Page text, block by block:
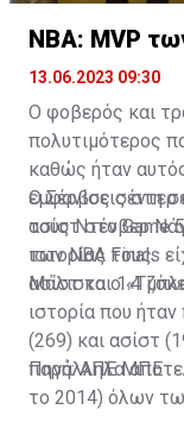
NBA: MVP
13.06.2023 09:30
Ο φοβερός και
πολυτιμότερος
καθώς ήταν
εμφανίσεις στη
τους Ντένβερ
ιστορίας τους.
Ο Σέρβος σέντερ
ασίστ στο Game
των NBA Finals
ασίστ και 1.4
Μάλιστα ο
ιστορία που
(269) και ασίστ
παράλληλα
το 2014) όλων
Πηγή: ΑΠΕ ΜΠΕ